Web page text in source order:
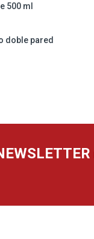
500 ml
doble pared